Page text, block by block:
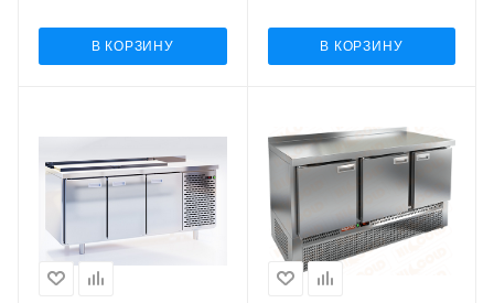
В КОРЗИНУ В КОРЗИНУ